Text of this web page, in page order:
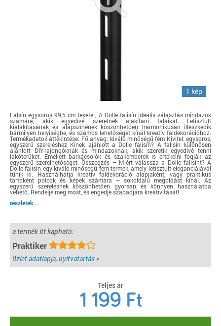
1 kép
Falsín egysoros 99,5 cm fekete , A Dolle falisín ideális választás mindazok
számára, akik egyedivé szeretnék alakítani falaikat. Letisztult
kialakításának és alapszínének köszönhetően harmonikusan illeszkedik
bármilyen helyiségbe, és számos lehetőséget kínál kreatív faldekorációhoz.
Termékadatok áttekintése: Fő anyag: kiváló minőségű fém Kivitel: egysoros,
egyszerű szereléshez Kinek ajánlott a Dolle falisín? A falisín különösen
ajánlott DIY-rajongóknak és mindazoknak, akik szeretik egyedivé tenni
lakóterüket. Emellett barkácsolók és szakemberek is értékelni fogják az
egyszerű szerelhetőséget. Összegzés – Miért válassza a Dolle falisínt? A
Dolle falisín egy kiváló minőségű fém termék, amely letisztult eleganciájával
tűnik ki. Használhatja kreatív faldekoráció alapjaként, vagy praktikus
tartóként polcok és képek számára – sokoldalú megoldást kínál. Az
egyszerű szerelésnek köszönhetően gyorsan és könnyen használatba
vehető. Rendelje meg most, és engedje szabadjára kreativitását!
részletek...
a termék itt kapható:
Praktiker
üzlet adatlapja, nyitvatartás »
Teljes ár
1 199 Ft